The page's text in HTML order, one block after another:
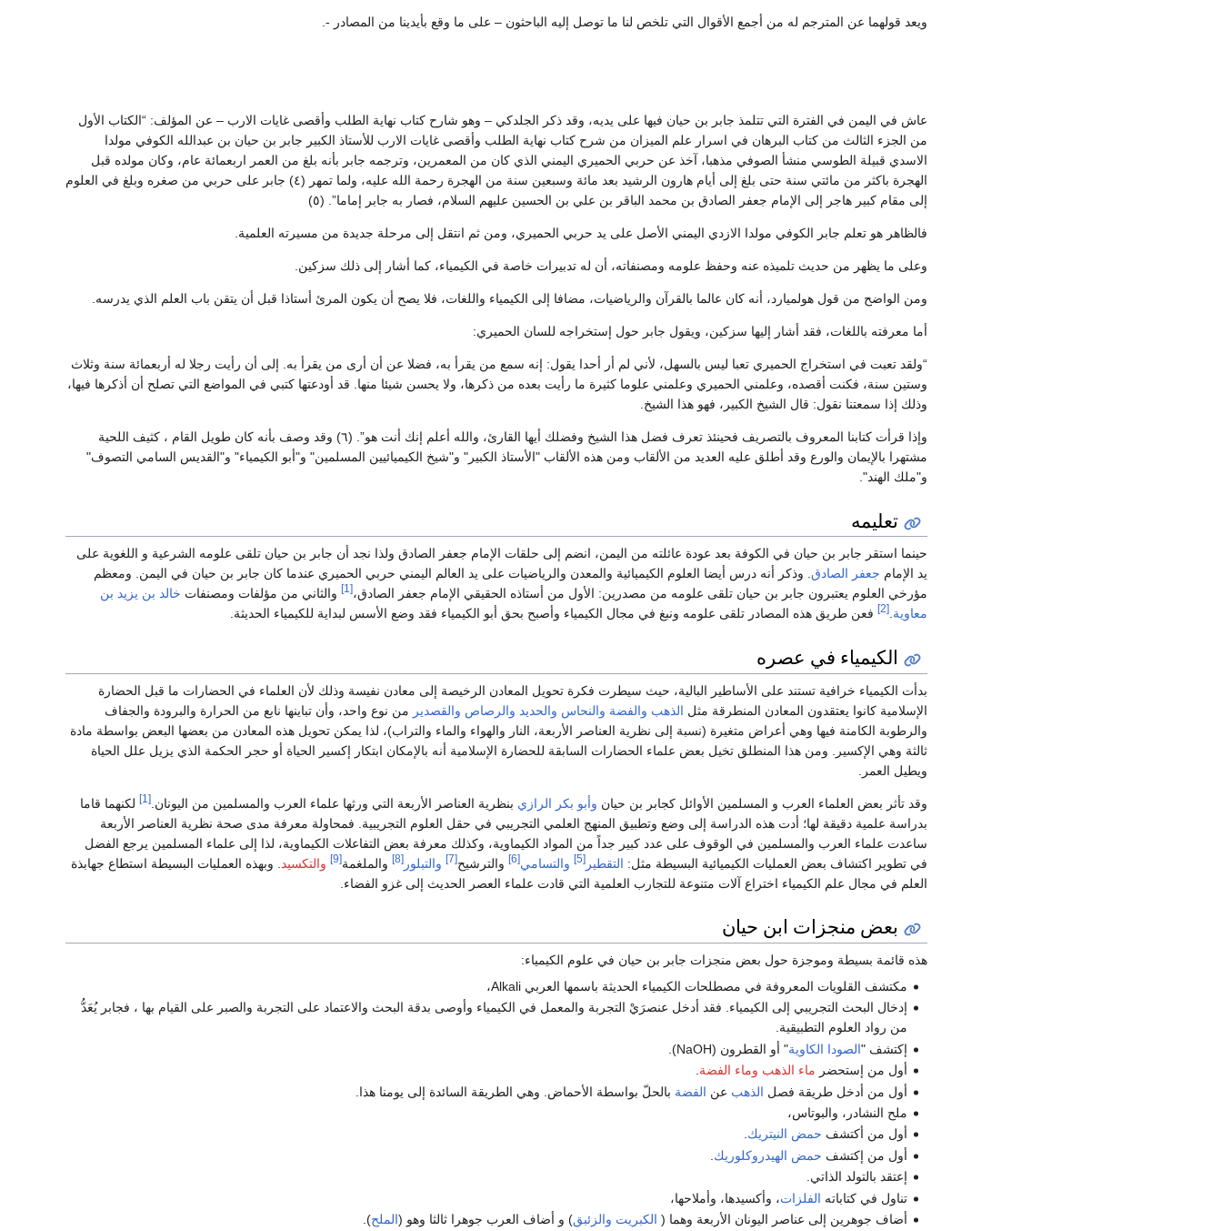
ويعد قولهما عن المترجم له من أجمع الأقوال التي تلخص لنا ما توصل إليه الباحثون – على ما وقع بأيدينا من المصادر -.
عاش في اليمن في الفترة التي تتلمذ جابر بن حيان فيها على يديه، وقد ذكر الجلدكي – وهو شارح كتاب نهاية الطلب وأقصى غايات الارب – عن المؤلف: “الكتاب الأول
من الجزء الثالث من كتاب البرهان في اسرار علم الميزان من شرح كتاب نهاية الطلب وأقصى غايات الارب للأستاذ الكبير جابر بن حيان بن عبدالله الكوفي مولدا
الاسدي قبيلة الطوسي منشأ الصوفي مذهبا، آخذ عن حربي الحميري اليمني الذي كان من المعمرين، وترجمه جابر بأنه بلغ من العمر اربعمائة عام، وكان مولده قبل
الهجرة باكثر من مائتي سنة حتى بلغ إلى أيام هارون الرشيد بعد مائة وسبعين سنة من الهجرة رحمة الله عليه، ولما تمهر (٤) جابر على حربي من صغره وبلغ في العلوم
إلى مقام كبير هاجر إلى الإمام جعفر الصادق بن محمد الباقر بن علي بن الحسين عليهم السلام، فصار به جابر إماما”. (٥)
فالظاهر هو تعلم جابر الكوفي مولدا الازدي اليمني الأصل على يد حربي الحميري، ومن ثم انتقل إلى مرحلة جديدة من مسيرته العلمية.
وعلى ما يظهر من حديث تلميذه عنه وحفظ علومه ومصنفاته، أن له تدبيرات خاصة في الكيمياء، كما أشار إلى ذلك سزكين.
ومن الواضح من قول هولميارد، أنه كان عالما بالقرآن والرياضيات، مضافا إلى الكيمياء واللغات، فلا يصح أن يكون المرئ أستاذا قبل أن يتقن باب العلم الذي يدرسه.
أما معرفته باللغات، فقد أشار إليها سزكين، ويقول جابر حول إستخراجه للسان الحميري:
“ولقد تعبت في استخراج الحميري تعبا ليس بالسهل، لأني لم أر أحدا يقول: إنه سمع من يقرأ به، فضلا عن أن أرى من يقرأ به. إلى أن رأيت رجلا له أربعمائة سنة وثلاث
وستين سنة، فكنت أقصده، وعلمني الحميري وعلمني علوما كثيرة ما رأيت بعده من ذكرها، ولا يحسن شيئا منها. قد أودعتها كتبي في المواضع التي تصلح أن أذكرها فيها،
وذلك إذا سمعتنا نقول: قال الشيخ الكبير، فهو هذا الشيخ.
وإذا قرأت كتابنا المعروف بالتصريف فحينئذ تعرف فضل هذا الشيخ وفضلك أيها القارئ، والله أعلم إنك أنت هو”. (٦) وقد وصف بأنه كان طويل القام ، كثيف اللحية
مشتهرا بالإيمان والورع وقد أطلق عليه العديد من الألقاب ومن هذه الألقاب "الأستاذ الكبير" و"شيخ الكيميائيين المسلمين" و"أبو الكيمياء" و"القديس السامي التصوف"
و"ملك الهند".
تعليمه
حينما استقر جابر بن حيان في الكوفة بعد عودة عائلته من اليمن، انضم إلى حلقات الإمام جعفر الصادق ولذا نجد أن جابر بن حيان تلقى علومه الشرعية و اللغوية على
يد الإمام جعفر الصادق. وذكر أنه درس أيضا العلوم الكيميائية والمعدن والرياضيات على يد العالم اليمني حربي الحميري عندما كان جابر بن حيان في اليمن. ومعظم
مؤرخي العلوم يعتبرون جابر بن حيان تلقى علومه من مصدرين: الأول من أستاذه الحقيقي الإمام جعفر الصادق،[1] والثاني من مؤلفات ومصنفات خالد بن يزيد بن
معاوية.
[2] فعن طريق هذه المصادر تلقى علومه ونبغ في مجال الكيمياء وأصبح بحق أبو الكيمياء فقد وضع الأسس لبداية للكيمياء الحديثة.
الكيمياء في عصره
بدأت الكيمياء خرافية تستند على الأساطير البالية، حيث سيطرت فكرة تحويل المعادن الرخيصة إلى معادن نفيسة وذلك لأن العلماء في الحضارات ما قبل الحضارة
الإسلامية كانوا يعتقدون المعادن المنطرقة مثل الذهب والفضة والنحاس والحديد والرصاص والقصدير من نوع واحد، وأن تباينها نابع من الحرارة والبرودة والجفاف
والرطوبة الكامنة فيها وهي أعراض متغيرة (نسبة إلى نظرية العناصر الأربعة، النار والهواء والماء والتراب)، لذا يمكن تحويل هذه المعادن من بعضها البعض بواسطة مادة
ثالثة وهي الإكسير. ومن هذا المنطلق تخيل بعض علماء الحضارات السابقة للحضارة الإسلامية أنه بالإمكان ابتكار إكسير الحياة أو حجر الحكمة الذي يزيل علل الحياة
ويطيل العمر.
وقد تأثر بعض العلماء العرب و المسلمين الأوائل كجابر بن حيان وأبو بكر الرازي بنظرية العناصر الأربعة التي ورثها علماء العرب والمسلمين من اليونان. [1]
لكنهما قاما
بدراسة علمية دقيقة لها؛ أدت هذه الدراسة إلى وضع وتطبيق المنهج العلمي التجريبي في حقل العلوم التجريبية. فمحاولة معرفة مدى صحة نظرية العناصر الأربعة
ساعدت علماء العرب والمسلمين في الوقوف على عدد كبير جداً من المواد الكيماوية، وكذلك معرفة بعض التفاعلات الكيماوية، لذا إلى علماء المسلمين يرجع الفضل
في تطوير اكتشاف بعض العمليات الكيميائية البسيطة مثل: التقطير [5] والتسامي[6] والترشيح[7] والتبلور [8] والملغمة[9] والتكسيد
. وبهذه العمليات البسيطة استطاع جهابذة
العلم في مجال علم الكيمياء اختراع آلات متنوعة للتجارب العلمية التي قادت علماء العصر الحديث إلى غزو الفضاء.
بعض منجزات ابن حيان
هذه قائمة بسيطة وموجزة حول بعض منجزات جابر بن حيان في علوم الكيمياء:
مكتشف القلويات المعروفة في مصطلحات الكيمياء الحديثة باسمها العربي Alkali،
إدخال البحث التجريبي إلى الكيمياء. فقد أدخل عنصرَيْ التجربة والمعمل في الكيمياء وأوصى بدقة البحث والاعتماد على التجربة والصبر على القيام بها ، فجابر يُعَدُّ
من رواد العلوم التطبيقية.
إكتشف "الصودا الكاوية" أو القطرون (NaOH).
أول من إستحضر ماء الذهب وماء الفضة
أول من أدخل طريقة فصل الذهب عن الفضة بالحلّ بواسطة الأحماض. وهي الطريقة السائدة إلى يومنا هذا.
ملح النشادر، والبوتاس،
أول من أكتشف حمض النيتريك.
أول من إكتشف حمض الهيدروكلوريك
إعتقد بالتولد الذاتي.
تناول في كتاباته الفلزات، وأكسيدها، وأملاحها،
أضاف جوهرين إلى عناصر اليونان الأربعة وهما ( الكبريت والزئبق) و أضاف العرب جوهرا ثالثا وهو (الملح).